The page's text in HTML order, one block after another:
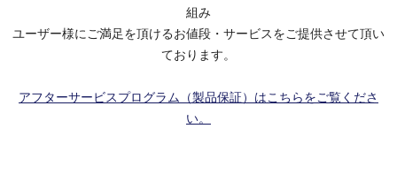
組み
ユーザー様にご満足を頂けるお値段・サービスをご提供させて頂い
ております。
アフターサービスプログラム（製品保証）はこちらをご覧くださ
い。